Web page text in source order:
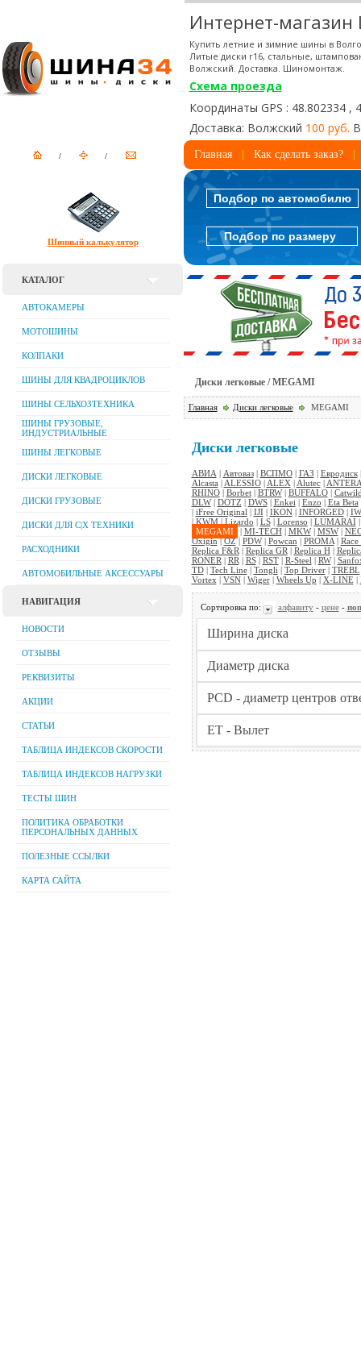
Интернет-
Купить летние и зимние шины в
Литые диски r16, стальные,
Волжский. Доставка. Шиномонтаж.
Схема проезда
Координаты GPS : 48.802334 ,
Доставка: Волжский 100 руб.
Главная Как сделать заказ?
Шинный калькулятор
КАТАЛОГ
АВТОКАМЕРЫ
МОТОШИНЫ
КОЛПАКИ
ШИНЫ ДЛЯ КВАДРОЦИКЛОВ
ШИНЫ СЕЛЬХОЗТЕХНИКА
ШИНЫ ГРУЗОВЫЕ,
ИНДУСТРИАЛЬНЫЕ
ШИНЫ ЛЕГКОВЫЕ
ДИСКИ ЛЕГКОВЫЕ
ДИСКИ ГРУЗОВЫЕ
ДИСКИ ДЛЯ C|Х ТЕХНИКИ
РАСХОДНИКИ
АВТОМОБИЛЬНЫЕ АКСЕССУАРЫ
НАВИГАЦИЯ
НОВОСТИ
ОТЗЫВЫ
РЕКВИЗИТЫ
АКЦИИ
СТАТЬИ
ТАБЛИЦА ИНДЕКСОВ СКОРОСТИ
ТАБЛИЦА ИНДЕКСОВ НАГРУЗКИ
ТЕСТЫ ШИН
ПОЛИТИКА ОБРАБОТКИ
ПЕРСОНАЛЬНЫХ ДАННЫХ
ПОЛЕЗНЫЕ ССЫЛКИ
КАРТА САЙТА
Подбор по автомобилю
Подбор по размеру
Диски легковые / MEGAMI
Главная Диски легковые MEGAMI
Диски легковые
АВИА | Автоваз| ВСПМО| ГАЗ | Евродиск
Alcasta | ALESSIO| ALEX | Alutec| ANTERA
RHINO| Borbet| BTRW| BUFFALO|
DLW| DOTZ | DWS| Enkei | Enzo | Eta Beta
| iFree Original | IJI | IKON| INFORGED|
| KWM| Lizardo | LS| Lorenso | LUMARAI
MEGAMI
| MI-TECH| MKW| MSW|
Oxigin|OZ| PDW| Powcan | PROMA|
Replica F&R | Replica GR | Replica H|
RONER | RR | RS| RST| R-Steel | RW|
TD| Tech Line| Tongli | Top Driver| TREBL
Vortex | VSN| Wiger| Wheels Up | X-LINE|
Сортировка по: алфавиту- цене-